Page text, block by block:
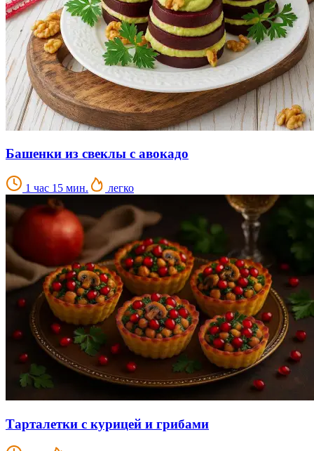
Башенки из свеклы с авокадо
1 час 15 мин. легко
Тарталетки с курицей и грибами